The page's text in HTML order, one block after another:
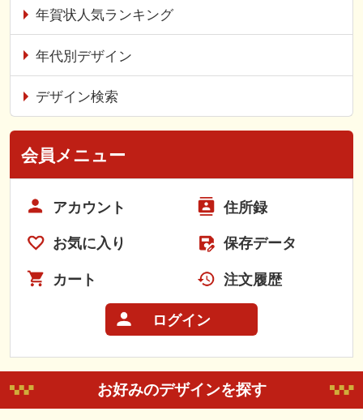
年賀状人気ランキング
年代別デザイン
デザイン検索
会員メニュー
アカウント 住所録
お気に入り 保存データ
カート 注文履歴
ログイン
お好みのデザインを探す